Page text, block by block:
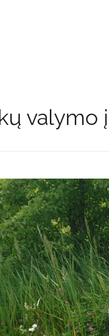
valymo